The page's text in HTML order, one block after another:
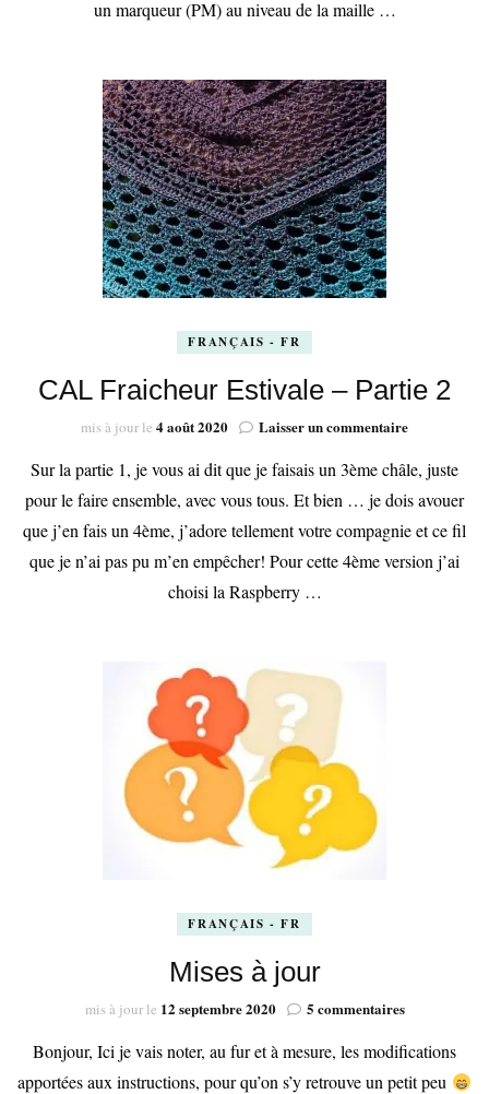
un marqueur (PM) au niveau de la maille …
FRANÇAIS - FR
CAL Fraicheur Estivale – Partie 2
mis à jour le 4 août 2020 Laisser un commentairesur
Fraicheur
–
Partie
2
Sur la partie 1, je vous ai dit que je faisais un 3ème châle, juste
pour le faire ensemble, avec vous tous. Et bien … je dois avouer
que j’en fais un 4ème, j’adore tellement votre compagnie et ce fil
que je n’ai pas pu m’en empêcher! Pour cette 4ème version j’ai
choisi la Raspberry …
FRANÇAIS - FR
Mises à jour
mis à jour le 12 septembre 2020 5 commentairessur
à
jour
Bonjour, Ici je vais noter, au fur et à mesure, les modifications
apportées aux instructions, pour qu’on s’y retrouve un petit peu